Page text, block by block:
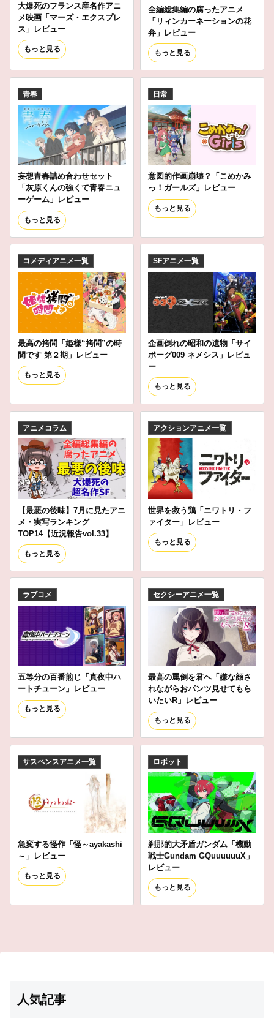
大爆死のフランス産名作アニ
メ映画「マーズ・エクスプレ
ス」レビュー
もっと見る
全編総集編の腐ったアニメ
「リィンカーネーションの花
弁」レビュー
もっと見る
青春
妄想青春詰め合わせセット
「灰原くんの強くて青春ニュ
ーゲーム」レビュー
もっと見る
日常
意図的作画崩壊？「こめかみ
っ！ガールズ」レビュー
もっと見る
コメディアニメ一覧
最高の拷問「姫様“拷問”の時
間です 第２期」レビュー
もっと見る
SFアニメ一覧
企画倒れの昭和の遺物「サイ
ボーグ009 ネメシス」レビュ
ー
もっと見る
アニメコラム
【最悪の後味】7月に見たアニ
メ・実写ランキング
TOP14【近況報告vol.33】
もっと見る
アクションアニメ一覧
世界を救う鶏「ニワトリ・フ
ァイター」レビュー
もっと見る
ラブコメ
五等分の百番煎じ「真夜中ハ
ートチューン」レビュー
もっと見る
セクシーアニメ一覧
最高の罵倒を君へ「嫌な顔さ
れながらおパンツ見せてもら
いたいR」レビュー
もっと見る
サスペンスアニメ一覧
急変する怪作「怪～ayakashi
～」レビュー
もっと見る
ロボット
刹那的大矛盾ガンダム「機動
戦士Gundam GQuuuuuuX」
レビュー
もっと見る
人気記事